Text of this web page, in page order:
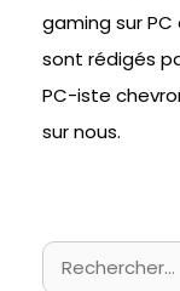
gaming sur
sont rédigés
PC-iste
sur nous.
Rechercher :